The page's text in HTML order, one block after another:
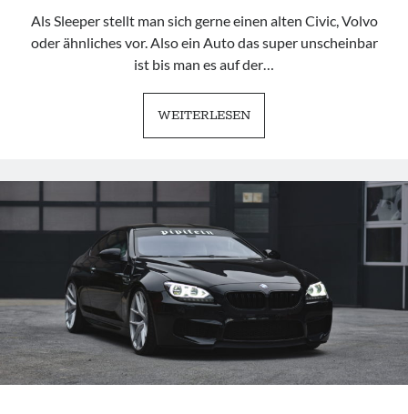
Als Sleeper stellt man sich gerne einen alten Civic, Volvo
oder ähnliches vor. Also ein Auto das super unscheinbar
ist bis man es auf der…
WEITERLESENBMW
760LI
|
6.6L
BITURBO